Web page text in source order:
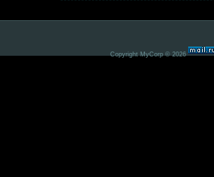
Copyright MyCorp © 2026